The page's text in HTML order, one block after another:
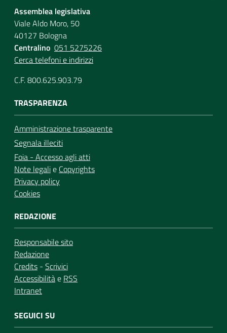
Per i cittadini
Assemblea legislativa
Viale Aldo Moro, 50
40127 Bologna
Centralino 051 5275226
Cerca telefoni e indirizzi
C.F. 800.625.903.79
TRASPARENZA
Amministrazione trasparente
Segnala illeciti
Foia - Accesso agli atti
Note legalie Copyrights
Privacy policy
Cookies
REDAZIONE
Responsabile sito
Redazione
Credits - Scrivici
Accessibilitàe RSS
Intranet
SEGUICI SU